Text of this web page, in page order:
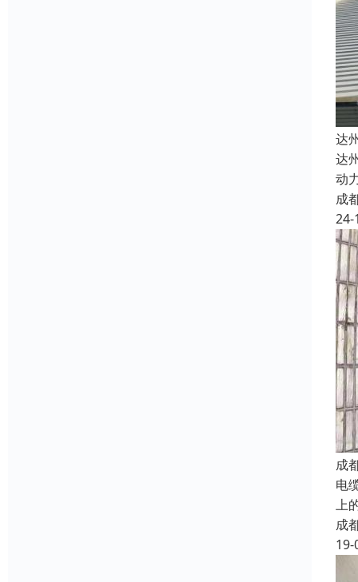
达
达
动
成
24-
成
电
上
成
19-